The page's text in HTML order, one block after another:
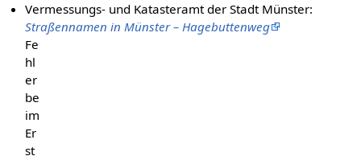
Vermessungs- und Katasteramt der Stadt Münster:
Straßennamen in Münster – Hagebuttenweg
Fe
hl
er
be
im
Er
st